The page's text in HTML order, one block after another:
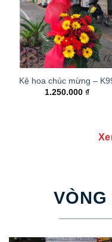
Kệ hoa chúc mừng –
1.250.000 ₫
VÒNG